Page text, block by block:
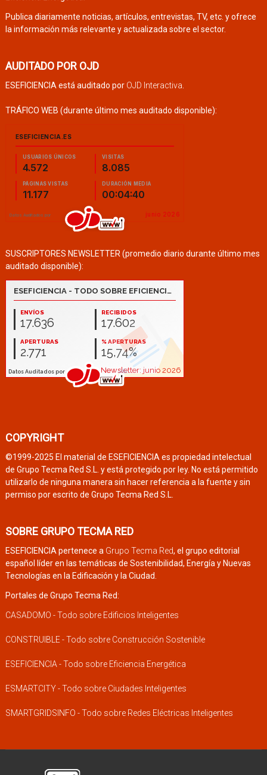
Publica diariamente noticias, artículos, entrevistas, TV, etc. y ofrece
la información más relevante y actualizada sobre el sector.
AUDITADO POR OJD
ESEFICIENCIA está auditado por OJD Interactiva
TRÁFICO WEB (durante último mes auditado disponible):
SUSCRIPTORES NEWSLETTER (promedio diario durante último mes
auditado disponible):
COPYRIGHT
©1999-2025 El material de ESEFICIENCIA es propiedad intelectual
de Grupo Tecma Red S.L. y está protegido por ley. No está permitido
utilizarlo de ninguna manera sin hacer referencia a la fuente y sin
permiso por escrito de Grupo Tecma Red S.L.
SOBRE GRUPO TECMA RED
ESEFICIENCIA pertenece a Grupo Tecma Red, el grupo editorial
español líder en las temáticas de Sostenibilidad, Energía y Nuevas
Tecnologías en la Edificación y la Ciudad.
Portales de Grupo Tecma Red:
CASADOMO - Todo sobre Edificios Inteligentes
CONSTRUIBLE - Todo sobre Construcción Sostenible
ESEFICIENCIA - Todo sobre Eficiencia Energética
ESMARTCITY - Todo sobre Ciudades Inteligentes
SMARTGRIDSINFO - Todo sobre Redes Eléctricas Inteligentes